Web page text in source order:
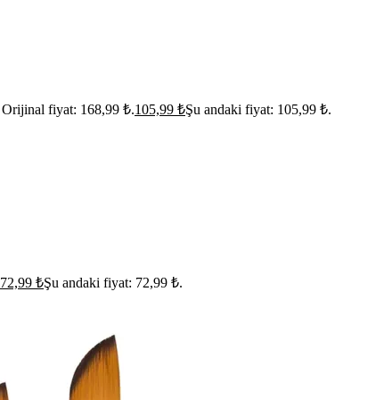
Orijinal fiyat: 168,99 ₺.105,99 ₺Şu andaki fiyat: 105,99 ₺.
72,99 ₺Şu andaki fiyat: 72,99 ₺.